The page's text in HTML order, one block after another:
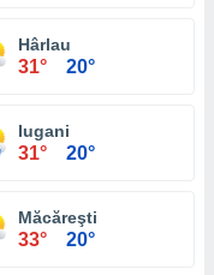
Hârlau
31° 20°
Iugani
31° 20°
Măcăreşti
33° 20°